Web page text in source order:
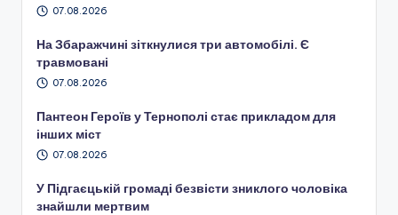
07.08.2026
На Збаражчині зіткнулися три автомобілі. Є
травмовані
07.08.2026
Пантеон Героїв у Тернополі стає прикладом для
інших міст
07.08.2026
У Підгаєцькій громаді безвісти зниклого чоловіка
знайшли мертвим